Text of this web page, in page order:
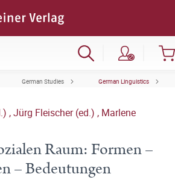
German Studies German Linguistics
,Jürg Fleischer (ed.) , Marlene
Raum: Formen –
– Bedeutungen